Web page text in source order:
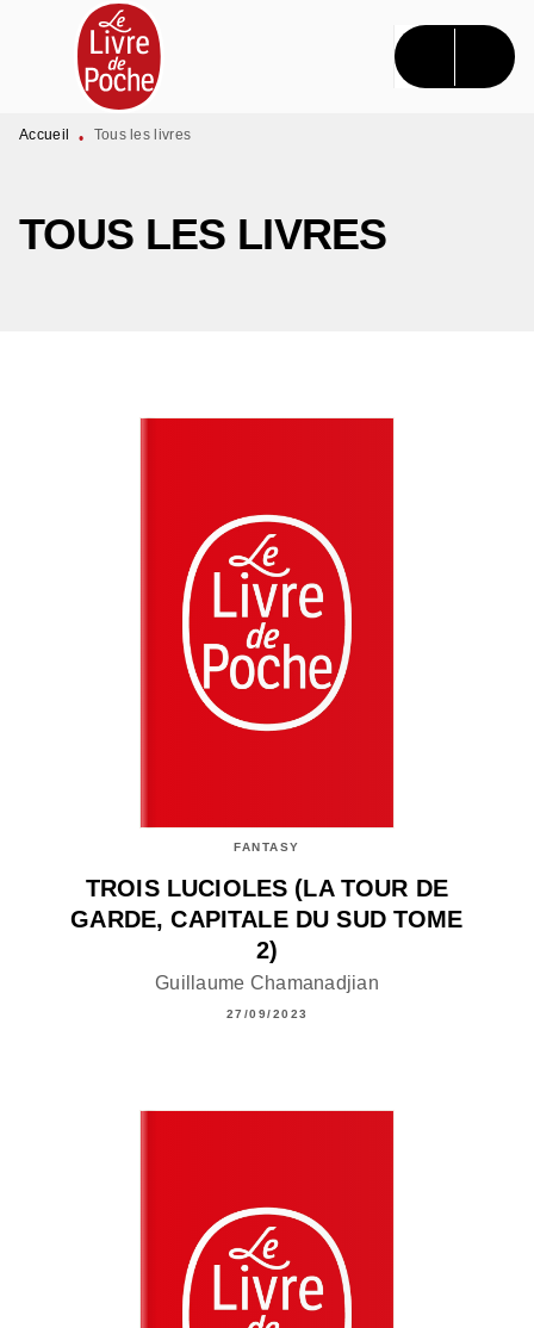
MENU RECHERCHE CONTENU
PIED DE PAGE
Accueil • Tous les livres
TOUS LES LIVRES
FANTASY
TROIS LUCIOLES (LA TOUR DE
GARDE, CAPITALE DU SUD TOME
2)
Guillaume Chamanadjian
27/09/2023